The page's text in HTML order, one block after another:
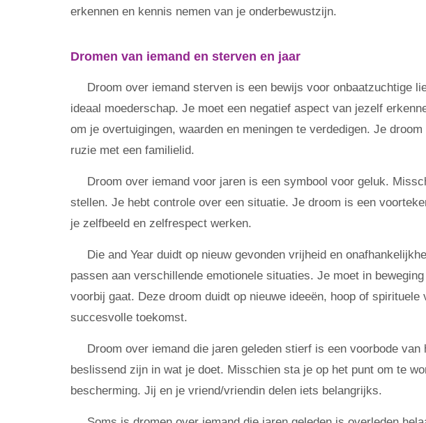
erkennen en kennis nemen van je onderbewustzijn.
Dromen van iemand en sterven en jaar
Droom over iemand sterven is een bewijs voor onbaatzuchtige
ideaal moederschap. Je moet een negatief aspect van jezelf
om je overtuigingen, waarden en meningen te verdedigen. Je
ruzie met een familielid.
Droom over iemand voor jaren is een symbool voor geluk.
stellen. Je hebt controle over een situatie. Je droom is een
je zelfbeeld en zelfrespect werken.
Die and Year duidt op nieuw gevonden vrijheid en
passen aan verschillende emotionele situaties. Je moet in
voorbij gaat. Deze droom duidt op nieuwe ideeën, hoop of
succesvolle toekomst.
Droom over iemand die jaren geleden stierf is een voorbode
beslissend zijn in wat je doet. Misschien sta je op het punt om te
bescherming. Jij en je vriend/vriendin delen iets belangrijks.